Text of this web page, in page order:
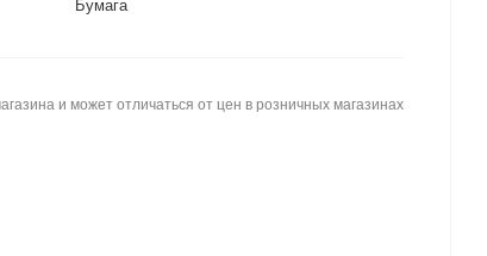
Бумага
и может отличаться от цен в розничных магазинах